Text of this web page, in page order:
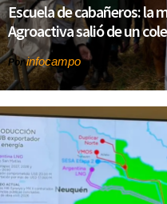
Escuela de cabañeros: la
Agroactiva salió de un
Porinfocampo